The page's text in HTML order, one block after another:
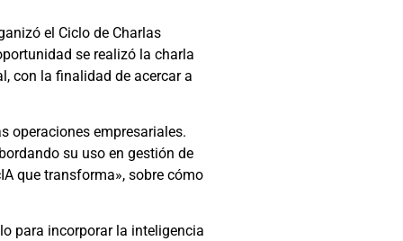
el Ciclo de Charlas
se realizó la charla
con la finalidad de acercar a
operaciones empresariales.
su uso en gestión de
que transforma», sobre cómo
para incorporar la inteligencia